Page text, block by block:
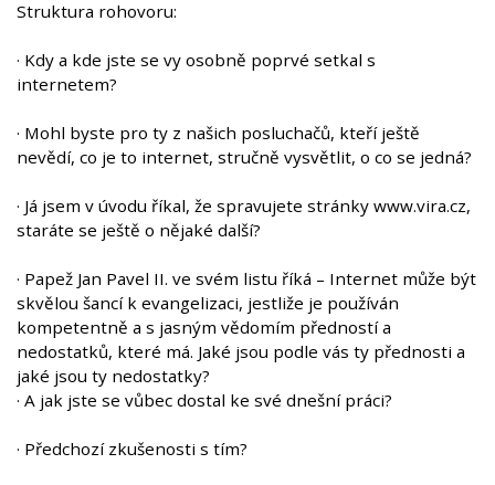
Struktura rohovoru:
· Kdy a kde jste se vy osobně poprvé setkal s
internetem?
· Mohl byste pro ty z našich posluchačů, kteří ještě
nevědí, co je to internet, stručně vysvětlit, o co se jedná?
· Já jsem v úvodu říkal, že spravujete stránky www.vira.cz,
staráte se ještě o nějaké další?
· Papež Jan Pavel II. ve svém listu říká – Internet může být
skvělou šancí k evangelizaci, jestliže je používán
kompetentně a s jasným vědomím předností a
nedostatků, které má. Jaké jsou podle vás ty přednosti a
jaké jsou ty nedostatky?
· A jak jste se vůbec dostal ke své dnešní práci?
· Předchozí zkušenosti s tím?